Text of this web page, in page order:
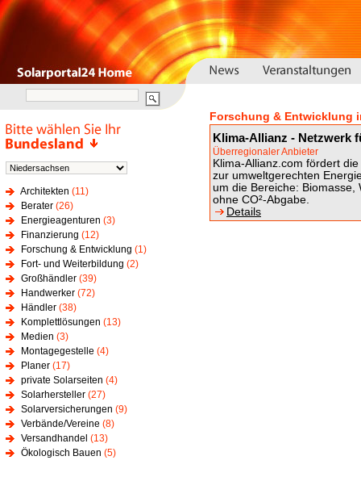
Architekten (11)
Berater (26)
Energieagenturen (3)
Finanzierung (12)
Forschung & Entwicklung (1)
Fort- und Weiterbildung (2)
Großhändler (39)
Handwerker (72)
Händler (38)
Komplettlösungen (13)
Medien (3)
Montagegestelle (4)
Planer (17)
private Solarseiten (4)
Solarhersteller (27)
Solarversicherungen (9)
Verbände/Vereine (8)
Versandhandel (13)
Ökologisch Bauen (5)
Forschung & Entwicklung
Klima-Allianz - Netzwerk
Überregionaler Anbieter
Klima-Allianz.com fördert
zur umweltgerechten
um die Bereiche:
ohne CO²-Abgabe.
Details